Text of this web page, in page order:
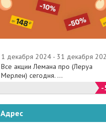
1 декабря 2024 - 31 декабря
Все акции Лемана про (Леруа
Мерлен) сегодня. ...
-
Адрес